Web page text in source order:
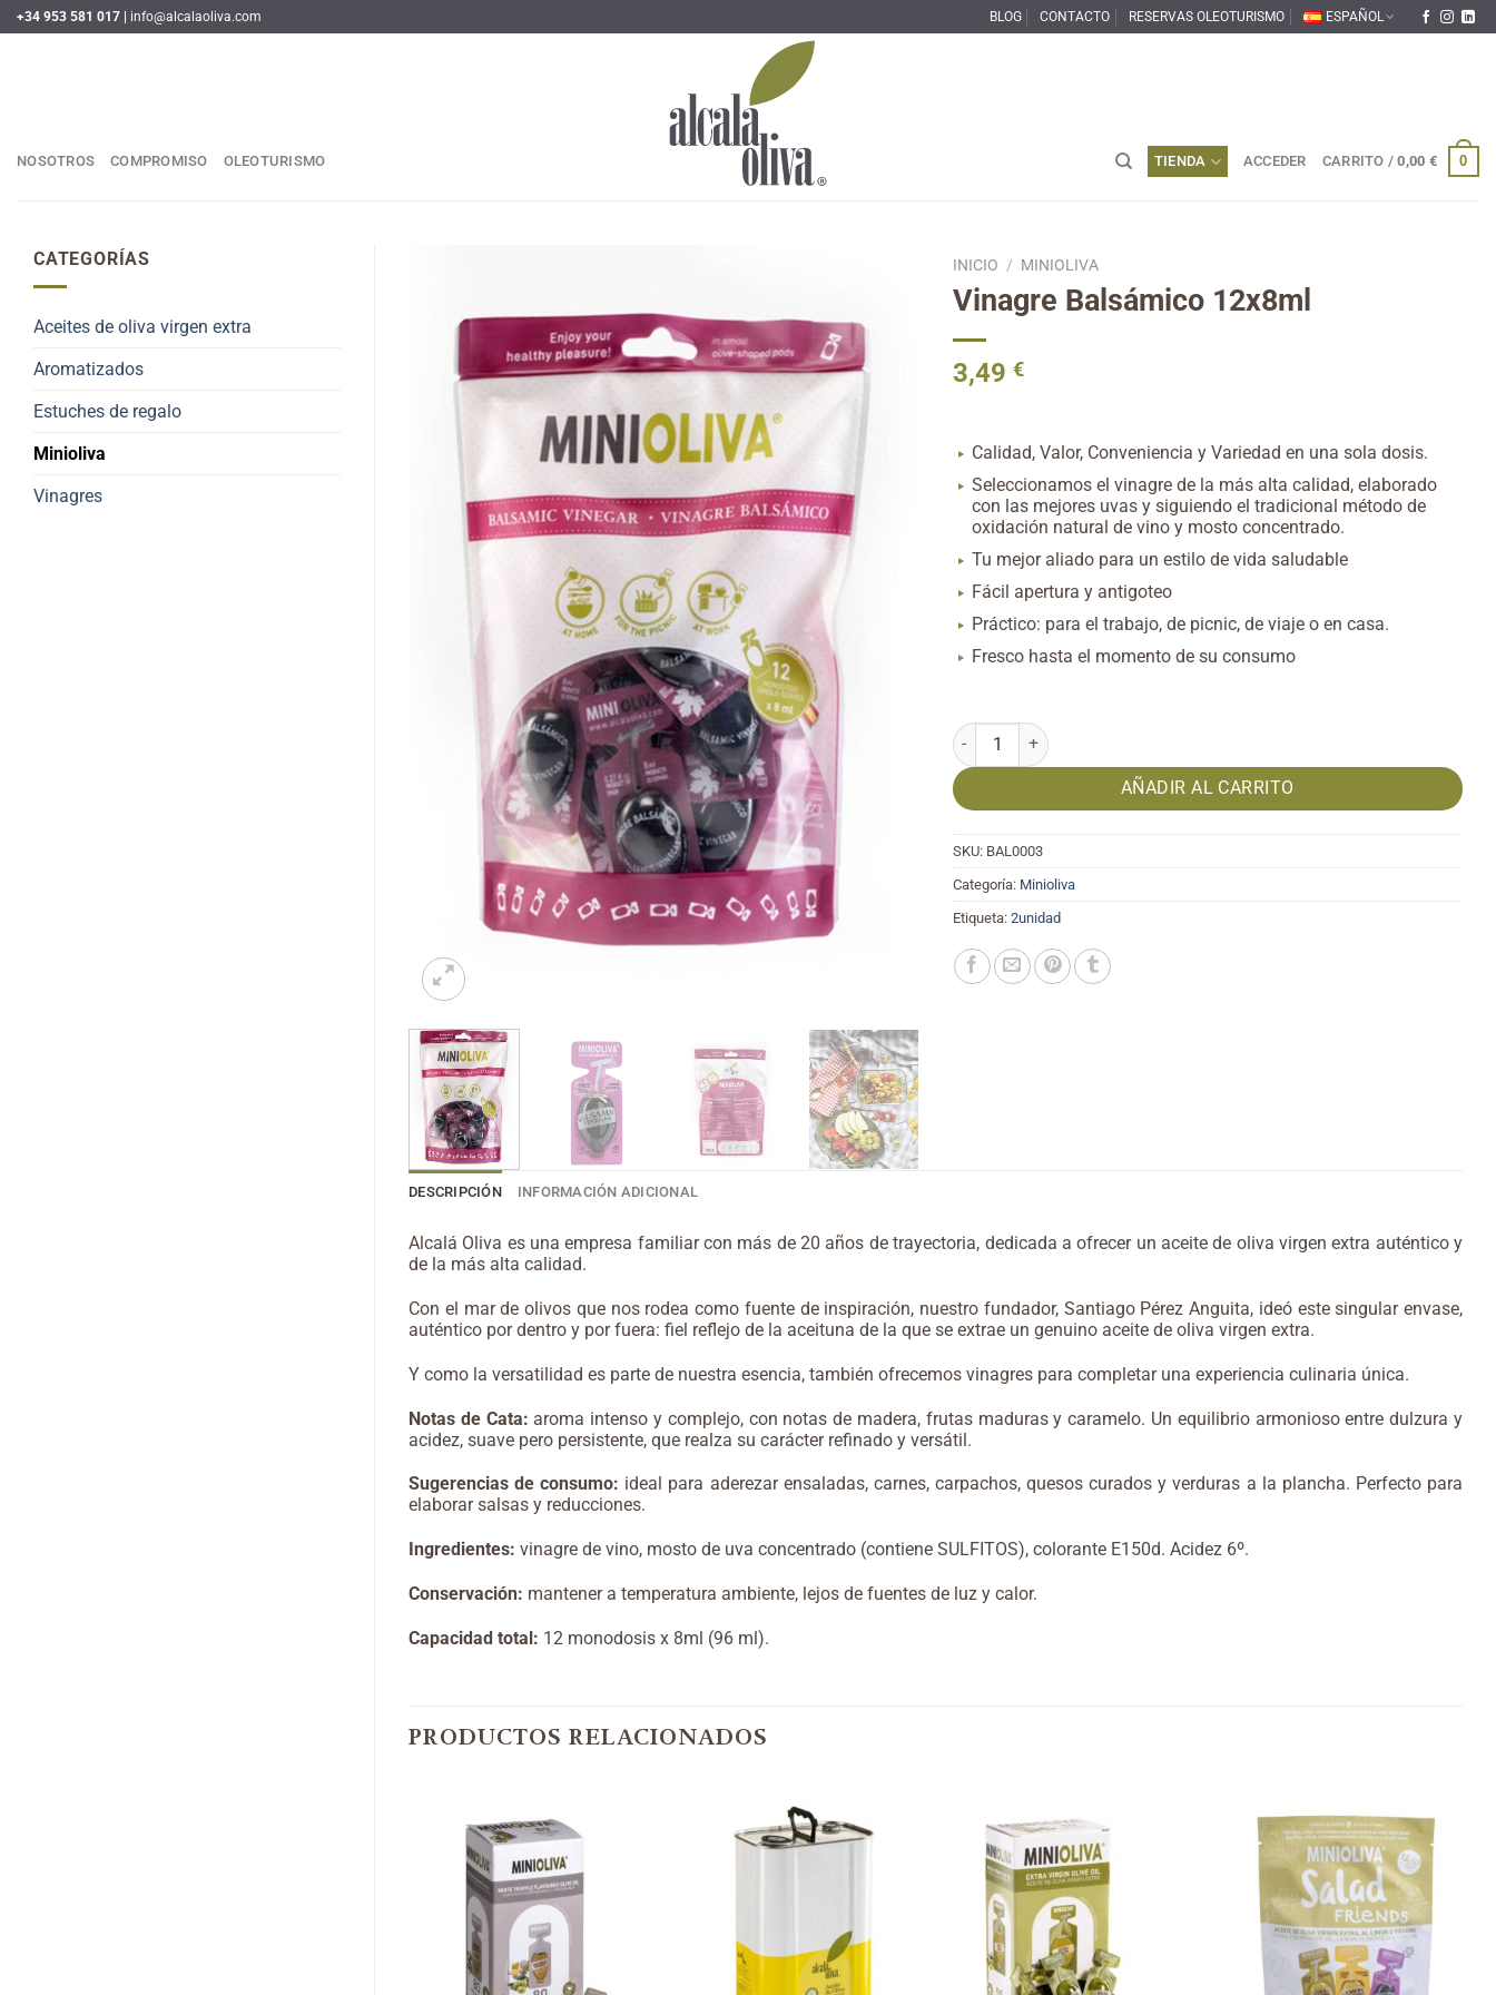
Saltar
al
+34 953 581 017 | info@alcalaoliva.com BLOG CONTACTO RESERVAS OLEOTURISMO ESPAÑOL
NOSOTROS COMPROMISO OLEOTURISMO TIENDA ACCEDER CARRITO /0,00 € 0
CATEGORÍAS
Aceites de oliva virgen extra
Aromatizados
Estuches de regalo
Minioliva
Vinagres
INICIO / MINIOLIVA
Vinagre Balsámico 12x8ml
3,49 €
Calidad, Valor, Conveniencia y Variedad en una sola dosis.
Seleccionamos el vinagre de la más alta calidad, elaborado
con las mejores uvas y siguiendo el tradicional método de
oxidación natural de vino y mosto concentrado.
Tu mejor aliado para un estilo de vida saludable
Fácil apertura y antigoteo
Práctico: para el trabajo, de picnic, de viaje o en casa.
Fresco hasta el momento de su consumo
Vinagre Balsámico 12x8ml cantidad
AÑADIR AL CARRITO
SKU: BAL0003
Categoría: Minioliva
Etiqueta: 2unidad
DESCRIPCIÓN INFORMACIÓN ADICIONAL
Alcalá Oliva es una empresa familiar con más de 20 años de trayectoria, dedicada a ofrecer un aceite de oliva virgen extra auténtico y
de la más alta calidad.
Con el mar de olivos que nos rodea como fuente de inspiración, nuestro fundador, Santiago Pérez Anguita, ideó este singular envase,
auténtico por dentro y por fuera: fiel reflejo de la aceituna de la que se extrae un genuino aceite de oliva virgen extra.
Y como la versatilidad es parte de nuestra esencia, también ofrecemos vinagres para completar una experiencia culinaria única.
Notas de Cata: aroma intenso y complejo, con notas de madera, frutas maduras y caramelo. Un equilibrio armonioso entre dulzura y
acidez, suave pero persistente, que realza su carácter refinado y versátil.
Sugerencias de consumo: ideal para aderezar ensaladas, carnes, carpachos, quesos curados y verduras a la plancha. Perfecto para
elaborar salsas y reducciones.
Ingredientes: vinagre de vino, mosto de uva concentrado (contiene SULFITOS), colorante E150d. Acidez 6º.
Conservación: mantener a temperatura ambiente, lejos de fuentes de luz y calor.
Capacidad total: 12 monodosis x 8ml (96 ml).
PRODUCTOS RELACIONADOS